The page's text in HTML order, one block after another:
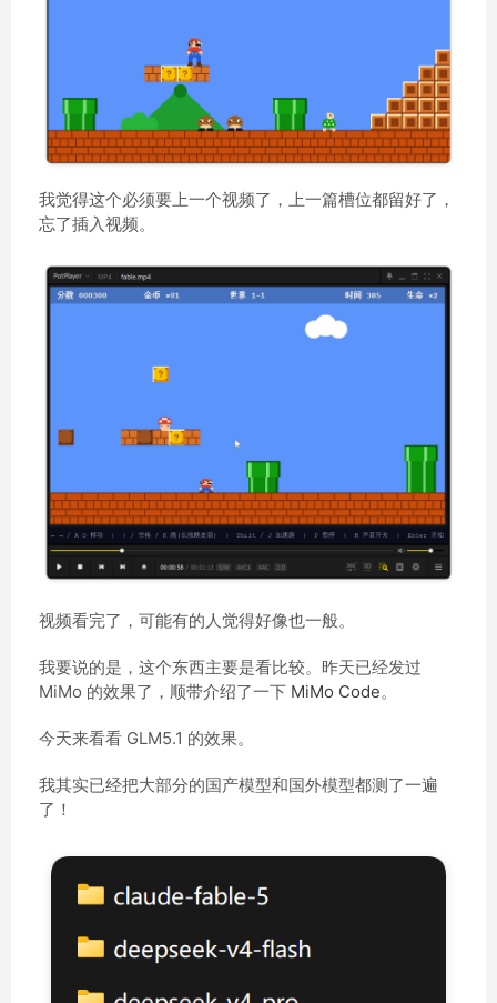
我觉得这个必须要上一个视频了，上一篇槽位都留好了，
忘了插入视频。
视频看完了，可能有的人觉得好像也一般。
我要说的是，这个东西主要是看比较。昨天已经发过
MiMo 的效果了，顺带介绍了一下 MiMo Code。
今天来看看 GLM5.1 的效果。
我其实已经把大部分的国产模型和国外模型都测了一遍
了！